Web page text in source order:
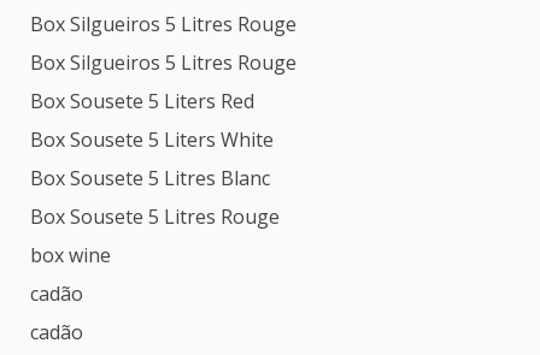
Box Silgueiros 5 Litres Rouge
Box Silgueiros 5 Litres Rouge
Box Sousete 5 Liters Red
Box Sousete 5 Liters White
Box Sousete 5 Litres Blanc
Box Sousete 5 Litres Rouge
box wine
cadão
cadão